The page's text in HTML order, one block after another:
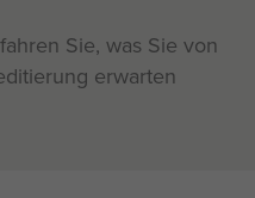
Sie, was Sie von
erwarten